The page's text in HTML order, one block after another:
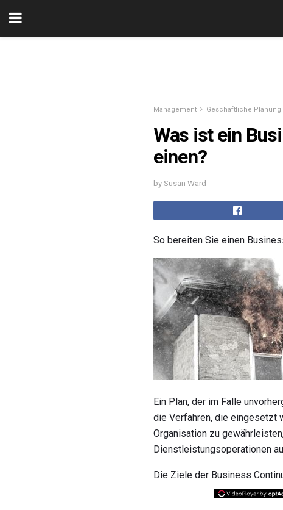
Management Geschäftliche Planung
Was ist ein
einen?
by Susan Ward
So bereiten Sie einen
Ein Plan, der im Falle
die Verfahren, die eingesetzt
Organisation zu
Dienstleistungsoperationen
Die Ziele der Business